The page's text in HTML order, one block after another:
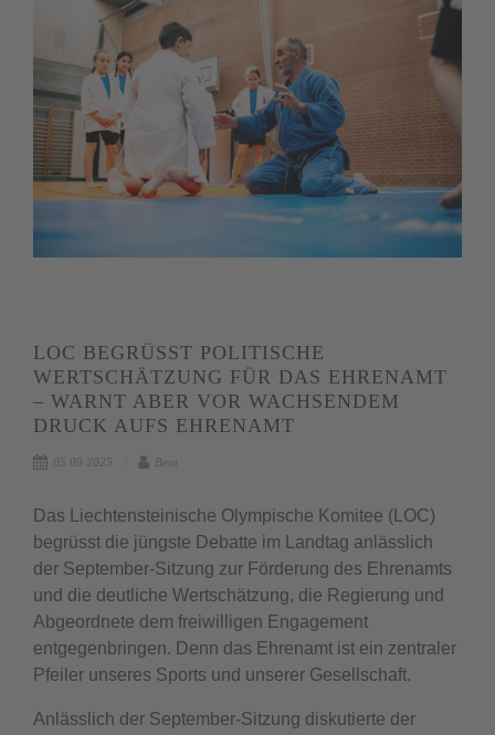
LOC BEGRÜSST POLITISCHE
WERTSCHÄTZUNG FÜR DAS EHRENAMT
– WARNT ABER VOR WACHSENDEM
DRUCK AUFS EHRENAMT
05.09.2025 Beat
Das Liechtensteinische Olympische Komitee (LOC)
begrüsst die jüngste Debatte im Landtag anlässlich
der September-Sitzung zur Förderung des Ehrenamts
und die deutliche Wertschätzung, die Regierung und
Abgeordnete dem freiwilligen Engagement
entgegenbringen. Denn das Ehrenamt ist ein zentraler
Pfeiler unseres Sports und unserer Gesellschaft.
Anlässlich der September-Sitzung diskutierte der